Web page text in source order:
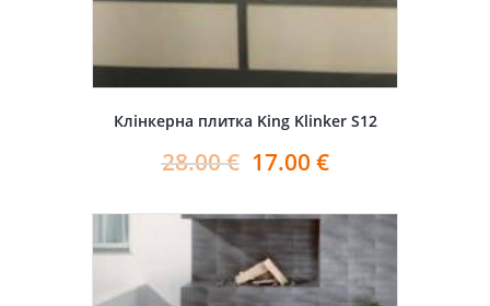
Клінкерна плитка King Klinker S12
28.00€ 17.00 €